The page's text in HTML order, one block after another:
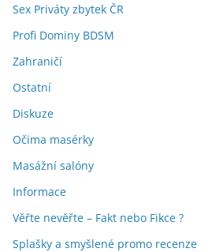
Sex Priváty zbytek ČR
Profi Dominy BDSM
Zahraničí
Ostatní
Diskuze
Očima masérky
Masážní salóny
Informace
Věřte nevěřte – Fakt nebo Fikce ?
Splašky a smyšlené promo recenze